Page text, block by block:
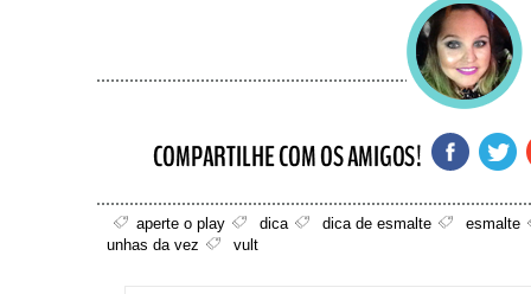
aperte o play dica dica de esmalte
esmalte
unhas da vez
vult